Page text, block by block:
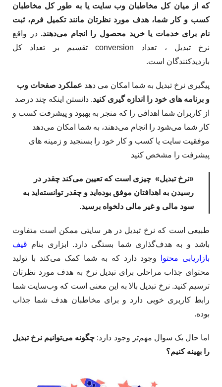
که از میان کل مخاطبان وب سایت یا به طور کل مخاطبان
کسب و کار شما، هدف مورد نظرتان مانند تکمیل فرم، ثبت
نام برای خدمات یا خرید محصول را انجام می‌دهند. در واقع
نرخ تبدیل ، تعداد conversion تقسیم بر تعداد کل
بازدیدکنندگان است.
پیگیری نرخ تبدیل به شما امکان می دهد عملکرد صفحات وب
و برنامه های خود را اندازه گیری کنید. دانستن اینکه چند درصد
از کاربران شما اهدافی را که منجر به بهبود و پیشرفت کسب و
کار شما می‌شود را انجام می‌دهند، به شما امکان می‌دهد
موفقیت سایت یا کسب و کار خود را بسنجید و زمینه های
پیشرفت را مشخص کنید
«نرخ تبدیل» چیزی است که تعیین می‌کند چقدر در
رسیدن به اهدافتان موفق بوده‌اید و چقدر توانسته‌اید به
سود مالی و غیر مالی دلخواه برسید.
طبیعی است که نرخ تبدیل در هر سایتی ممکن است متفاوت
باشد و به هدف‌گذاری شما بستگی دارد. ابزاری بنام قیف
بازاریابی محتوا
وجود دارد که به شما کمک می‌کند با تولید
محتوای جذاب مراحلی برای تبدیل نرخ به هدف مورد نظرتان
ترسیم کنید. نرخ تبدیل بالا به این معنی است که وب‌سایت شما
رابط کاربری خوبی دارد و برای مخاطبان هدف شما جذاب
بوده.
اما حال یک سوال مهم‌تر وجود دارد: چگونه می‌توانیم نرخ تبدیل
را بهینه کنیم؟